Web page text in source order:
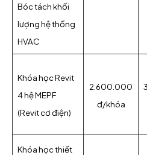
Bóc tách khối
lượng hệ thống
HVAC
Khóa học Revit
4 hệ MEPF
(Revit cơ điện)
2.600.000
đ/khóa
Khóa học thiết